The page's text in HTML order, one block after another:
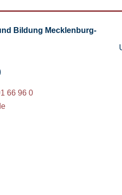
Bildung Mecklenburg-
66 96 0